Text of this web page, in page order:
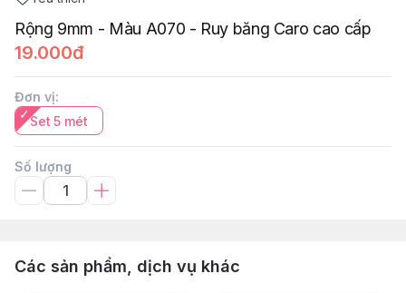
Rộng 9mm - Màu A070 - Ruy băng Caro cao cấp
19.000đ
Đơn vị:
Set 5 mét
Số lượng
Các sản phẩm, dịch vụ khác